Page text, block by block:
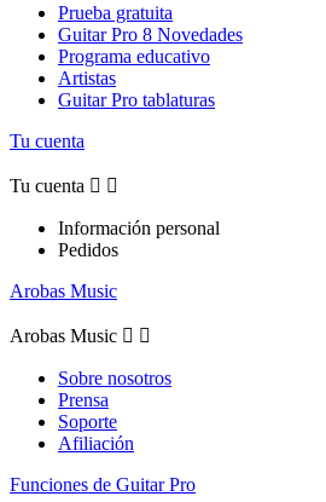
Prueba gratuita
Guitar Pro 8 Novedades
Programa educativo
Artistas
Guitar Pro tablaturas
Tu cuenta
Tu cuenta  
Información personal
Pedidos
Arobas Music
Arobas Music  
Sobre nosotros
Prensa
Soporte
Afiliación
Funciones de Guitar Pro